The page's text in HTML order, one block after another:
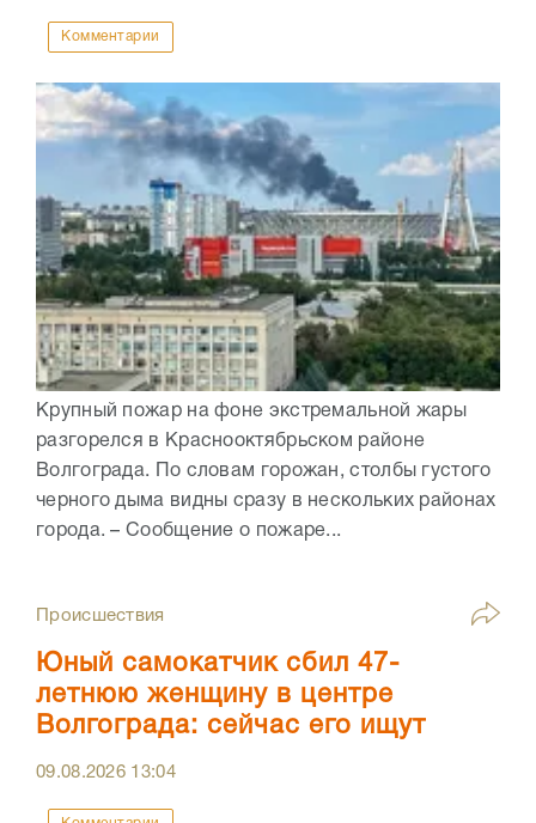
Комментарии
Крупный пожар на фоне экстремальной жары
разгорелся в Краснооктябрьском районе
Волгограда. По словам горожан, столбы густого
черного дыма видны сразу в нескольких районах
города. – Сообщение о пожаре...
Происшествия
Юный самокатчик сбил 47-
летнюю женщину в центре
Волгограда: сейчас его ищут
09.08.2026 13:04